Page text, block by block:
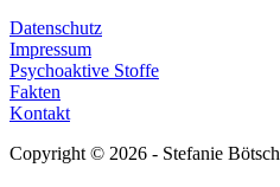
Datenschutz
Impressum
Psychoaktive Stoffe
Fakten
Kontakt
Copyright © 2026 - Stefanie Bötsch